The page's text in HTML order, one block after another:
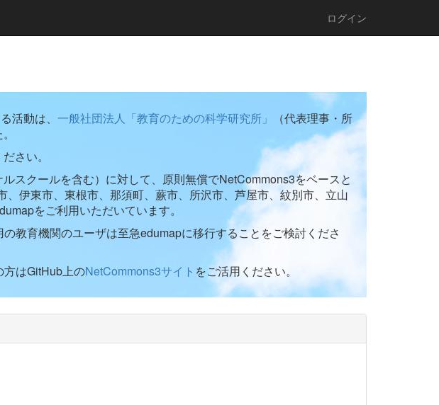
ログイン
活動は、 一般社団法人「教育のための科学研究所」
（代表理事・所
さい。
スクールを含む）に対して、原則無償でNetCommons3をベースと
伊東市、東根市、那須町、蕨市、所沢市、芦屋市、紋別市、立山
をご利用いただいています。
教育機関のユーザは至急edumapに移行することをご検討くださ
方はGitHub上のNetCommons3サイト をご活用ください。